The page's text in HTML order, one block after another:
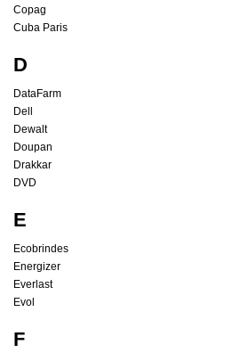
Copag
Cuba Paris
D
DataFarm
Dell
Dewalt
Doupan
Drakkar
DVD
E
Ecobrindes
Energizer
Everlast
Evol
F